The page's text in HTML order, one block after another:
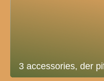
3 accessories, der